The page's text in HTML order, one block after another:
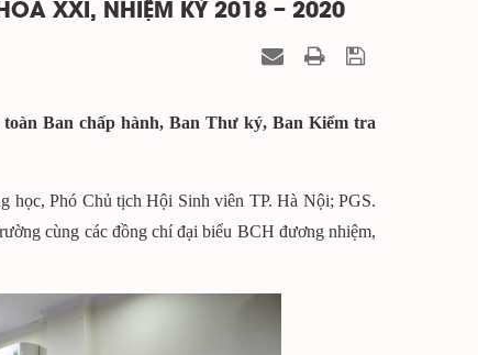
XXI, NHIỆM KỲ 2018 – 2020
Ban chấp hành, Ban Thư ký, Ban Kiểm tra
học, Phó Chủ tịch Hội Sinh viên TP. Hà Nội; PGS.
cùng các đồng chí đại biểu BCH đương nhiệm,